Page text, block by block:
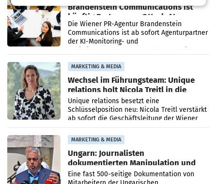
Brandenstein Communications ist
künftig Partner von OtterlyAI
Die Wiener PR-Agentur Brandenstein
Communications ist ab sofort Agenturpartner
der KI-Monitoring- und
MARKETING & MEDIA
Wechsel im Führungsteam: Unique
relations holt Nicola Treitl in die
Geschäftsleitung
Unique relations besetzt eine
Schlüsselposition neu: Nicola Treitl verstärkt
ab sofort die Geschäftsleitung der Wiener
PR-Agentur an der Seite von Josef Kalina und
Anna Kalina-Mahr.
MARKETING & MEDIA
Ungarn: Journalisten
dokumentierten Manipulation und
Zensur
Eine fast 500-seitige Dokumentation von